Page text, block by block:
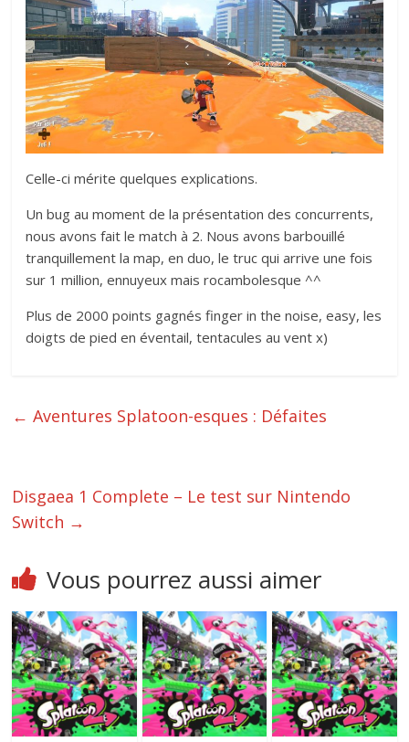
Celle-ci mérite quelques explications.
Un bug au moment de la présentation des concurrents,
nous avons fait le match à 2. Nous avons barbouillé
tranquillement la map, en duo, le truc qui arrive une fois
sur 1 million, ennuyeux mais rocambolesque ^^
Plus de 2000 points gagnés finger in the noise, easy, les
doigts de pied en éventail, tentacules au vent x)
← Aventures Splatoon-esques : Défaites
Disgaea 1 Complete – Le test sur Nintendo
Switch →
Vous pourrez aussi aimer